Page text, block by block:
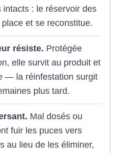
: le réservoir des
et se reconstitue.
résiste. Protégée
elle survit au produit et
— la réinfestation surgit
plus tard.
Mal dosés ou
fuir les puces vers
au lieu de les éliminer,